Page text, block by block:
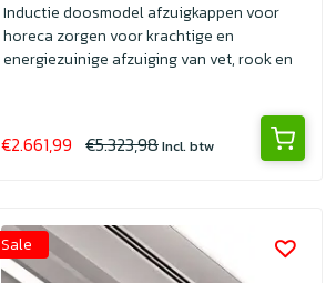
Inductie doosmodel afzuigkappen voor
horeca zorgen voor krachtige en
energiezuinige afzuiging van vet, rook en
€2.661,99 €5.323,98Incl. btw
Sale